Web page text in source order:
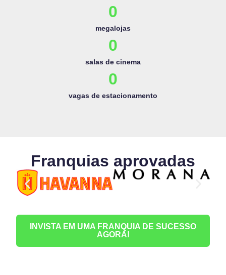
megalojas
0
salas de cinema
0
vagas de estacionamento
0
Franquias aprovadas
INVISTA EM UMA FRANQUIA DE SUCESSO
AGORA!